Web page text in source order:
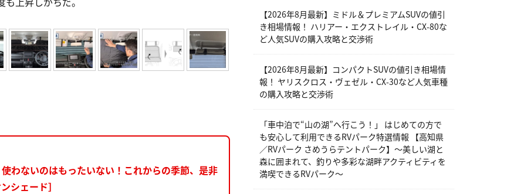
わないのはもったいない！これからの季節、是非
シェード］
【2026年8月最新】ミドル＆プレミアムSUVの値引
き相場情報！ ハリアー・エクストレイル・CX-80な
ど人気SUVの購入攻略と交渉術
【2026年8月最新】コンパクトSUVの値引き相場情
報！ ヤリスクロス・ヴェゼル・CX-30など人気車種
の購入攻略と交渉術
「車中泊で“山の湖”へ行こう！」 はじめての方で
も安心して利用できるRVパーク特選情報 【高知県
／RVパーク さめうらテントパーク】～美しい湖と
森に囲まれて、釣りや多彩な湖畔アクティビティを
満喫できるRVパーク～